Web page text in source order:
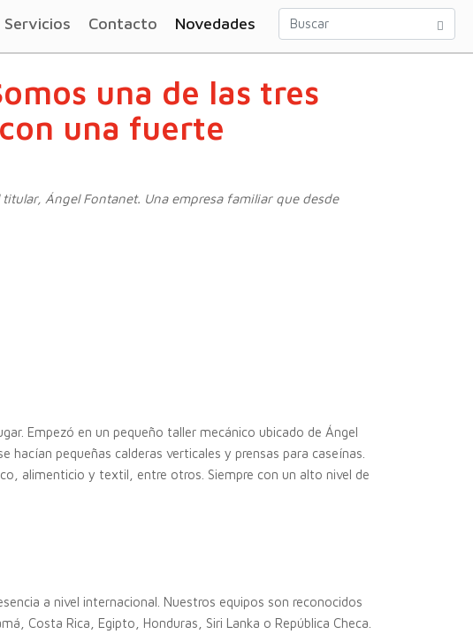
Servicios Contacto Novedades
una de las tres
una fuerte
Ángel Fontanet. Una empresa familiar que desde
Empezó en un pequeño taller mecánico ubicado de Ángel
pequeñas calderas verticales y prensas para caseínas.
alimenticio y textil, entre otros. Siempre con un alto nivel de
a nivel internacional. Nuestros equipos son reconocidos
Costa Rica, Egipto, Honduras, Siri Lanka o República Checa.